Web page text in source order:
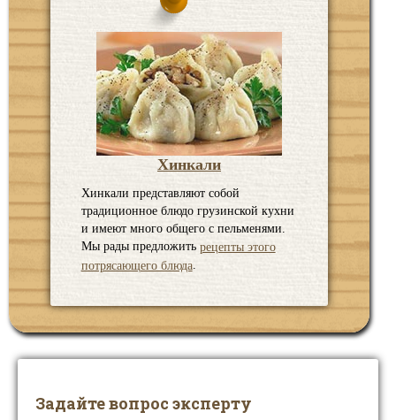
Хинкали
Хинкали представляют собой
традиционное блюдо грузинской кухни
и имеют много общего с пельменями.
Мы рады предложить рецепты этого
потрясающего блюда.
Задайте вопрос эксперту